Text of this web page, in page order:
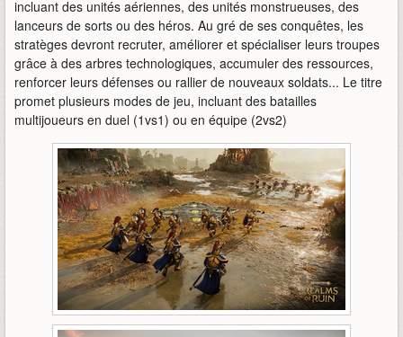
incluant des unités aériennes, des unités monstrueuses, des
lanceurs de sorts ou des héros. Au gré de ses conquêtes, les
stratèges devront recruter, améliorer et spécialiser leurs troupes
grâce à des arbres technologiques, accumuler des ressources,
renforcer leurs défenses ou rallier de nouveaux soldats... Le titre
promet plusieurs modes de jeu, incluant des batailles
multijoueurs en duel (1vs1) ou en équipe (2vs2)